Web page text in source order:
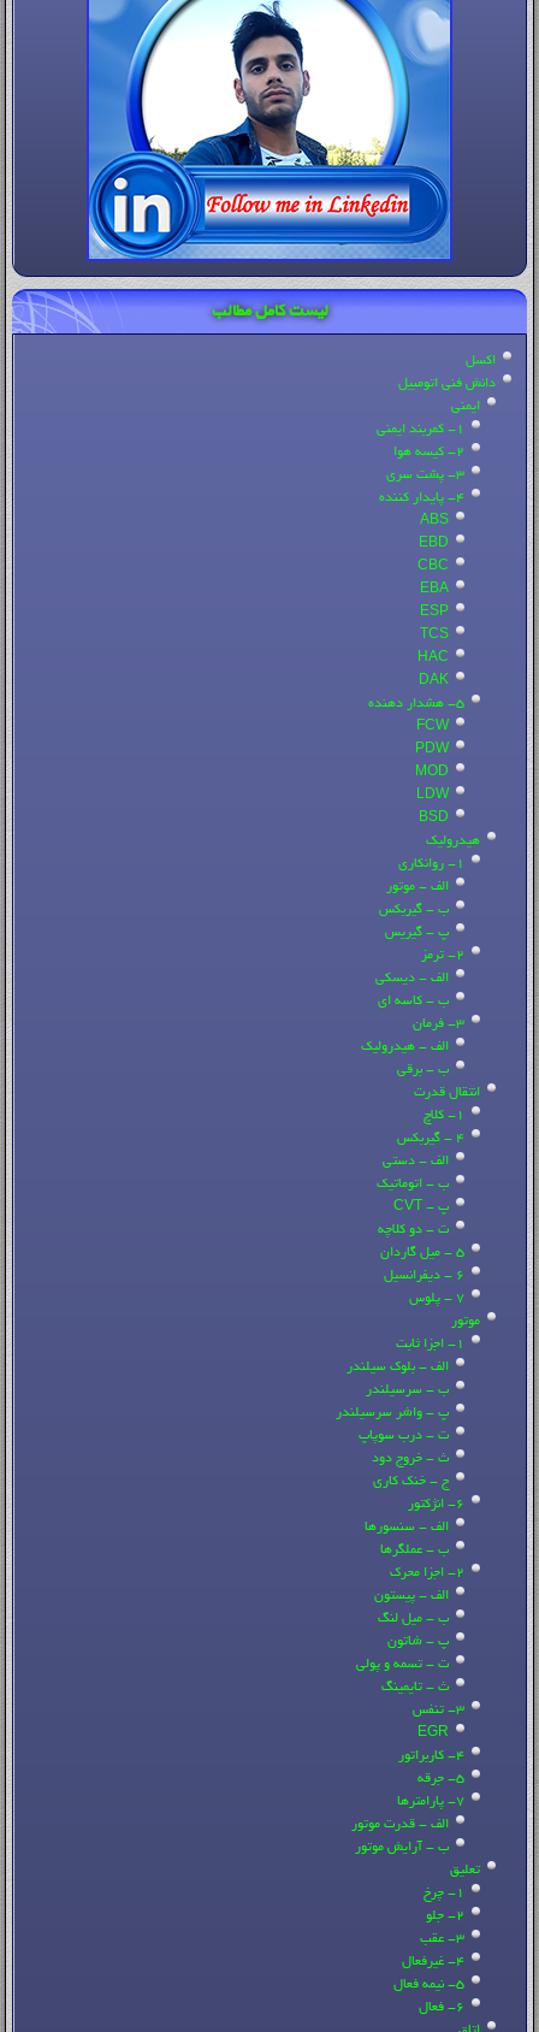
لیست کامل مطالب
اکسل
دانش فنی اتومبیل
ایمنی
1- کمربند ایمنی
2- کیسه هوا
3- پشت سری
4- پایدار کننده
ABS
EBD
CBC
EBA
ESP
TCS
HAC
DAK
5- هشدار دهنده
FCW
PDW
MOD
LDW
BSD
هیدرولیک
1- روانکاری
الف - موتور
ب - گیربکس
پ - گیریس
2- ترمز
الف - دیسکی
ب - کاسه ای
3- فرمان
الف - هیدرولیک
ب - برقی
انتقال قدرت
1- کلاچ
4 - گیربکس
الف - دستی
ب - اتوماتیک
پ - CVT
ت - دو کلاچه
5 - میل گاردان
6 - دیفرانسیل
7 - پلوس
موتور
1- اجزا ثابت
الف - بلوک سیلندر
ب - سرسیلندر
پ - واشر سرسیلندر
ت - درب سوپاپ
ث - خروج دود
ج - خنک کاری
6- انژکتور
الف - سنسورها
ب - عملگرها
2- اجزا محرک
الف - پیستون
ب - میل لنگ
پ - شاتون
ت - تسمه و پولی
ث - تایمینگ
3- تنفس
EGR
4- کاربراتور
5- جرقه
7- پارامترها
الف - قدرت موتور
ب - آرایش موتور
تعلیق
1- چرخ
2- جلو
3- عقب
4- غیرفعال
5- نیمه فعال
6- فعال